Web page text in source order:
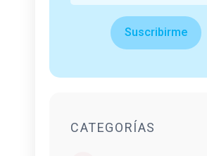
Suscribirme
CATEGORÍAS